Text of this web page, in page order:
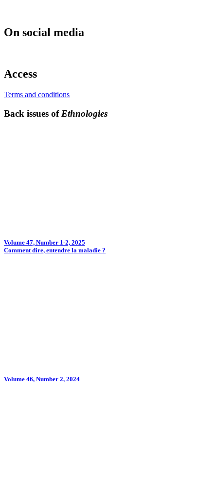
On social media
Access
Terms and conditions
Back issues of Ethnologies
Volume 47, Number 1-2, 2025
Comment dire, entendre la maladie ?
Volume 46, Number 2, 2024